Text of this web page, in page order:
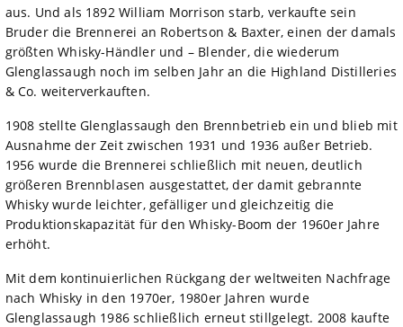
aus. Und als 1892 William Morrison starb, verkaufte sein
Bruder die Brennerei an Robertson & Baxter, einen der damals
größten Whisky-Händler und – Blender, die wiederum
Glenglassaugh noch im selben Jahr an die Highland Distilleries
& Co. weiterverkauften.
1908 stellte Glenglassaugh den Brennbetrieb ein und blieb mit
Ausnahme der Zeit zwischen 1931 und 1936 außer Betrieb.
1956 wurde die Brennerei schließlich mit neuen, deutlich
größeren Brennblasen ausgestattet, der damit gebrannte
Whisky wurde leichter, gefälliger und gleichzeitig die
Produktionskapazität für den Whisky-Boom der 1960er Jahre
erhöht.
Mit dem kontinuierlichen Rückgang der weltweiten Nachfrage
nach Whisky in den 1970er, 1980er Jahren wurde
Glenglassaugh 1986 schließlich erneut stillgelegt. 2008 kaufte